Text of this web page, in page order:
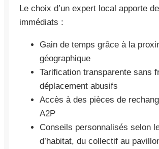
Le choix d’un expert local apporte
immédiats :
Gain de temps grâce à la
géographique
Tarification transparente sans
déplacement abusifs
Accès à des pièces de
A2P
Conseils personnalisés selon
d’habitat, du collectif au